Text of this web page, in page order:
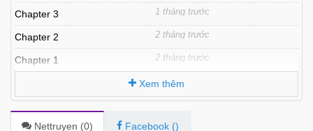
Chapter 3 1 tháng trước
Chapter 2 2 tháng trước
Chapter 1 2 tháng trước
Xem thêm
Nettruyen (0) Facebook ()